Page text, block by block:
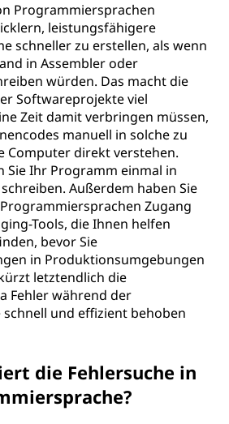
Programmiersprachen
leistungsfähigere
schneller zu erstellen, als wenn
in Assembler oder
würden. Das macht die
Softwareprojekte viel
Zeit damit verbringen müssen,
manuell in solche zu
Computer direkt verstehen.
Sie Ihr Programm einmal in
Außerdem haben Sie
Zugang
Tools, die Ihnen helfen
bevor Sie
in Produktionsumgebungen
letztendlich die
Fehler während der
und effizient behoben
die Fehlersuche in